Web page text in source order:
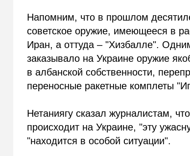
Напомним, что в прошлом
советское оружие, имеющееся в
Иран, а оттуда – "Хизбалле".
заказывало на Украине оружие
в албанской собственности,
переносные ракетные комплеты
Нетаниягу сказал журналистам,
происходит на Украине, "эту
"находится в особой ситуации".